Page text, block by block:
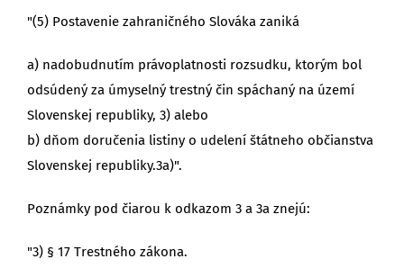
"(5) Postavenie zahraničného Slováka zaniká
a) nadobudnutím právoplatnosti rozsudku, ktorým bol
odsúdený za úmyselný trestný čin spáchaný na území
Slovenskej republiky, 3) alebo
b) dňom doručenia listiny o udelení štátneho občianstva
Slovenskej republiky.3a)".
Poznámky pod čiarou k odkazom 3 a 3a znejú:
"3) § 17 Trestného zákona.